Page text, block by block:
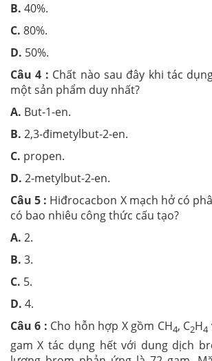
B. 40%.
C. 80%.
D. 50%.
Câu 4 : Chất nào sau đây khi tác
một sản phẩm duy nhất?
A. But-1-en.
B. 2,3-đimetylbut-2-en.
C. propen.
D. 2-metylbut-2-en.
Câu 5 : Hiđrocacbon X mạch hở có
có bao nhiêu công thức cấu tạo?
A. 2.
B. 3.
C. 5.
D. 4.
Câu 6 : Cho hỗn hợp X gồm CH4, C2H4
gam X tác dụng hết với dung dịch